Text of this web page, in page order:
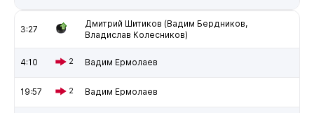
3:27
Дмитрий Шитиков (Вадим Бердников,
Владислав Колесников)
4:10 2 Вадим Ермолаев
19:57 2 Вадим Ермолаев